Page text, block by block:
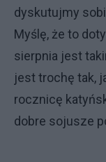
dyskutujmy
Myślę, że to
sierpnia jest
jest trochę tak,
rocznicę
dobre sojusze